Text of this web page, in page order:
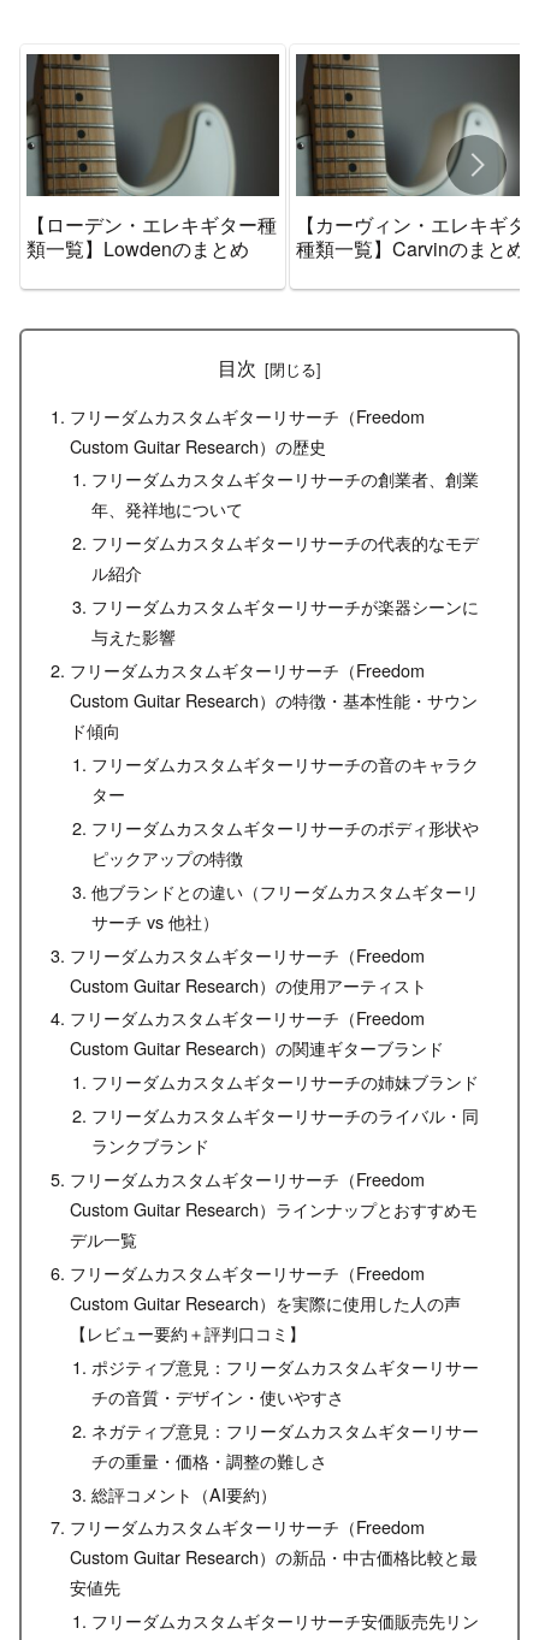
【ローデン・エレキギター種
類一覧】Lowdenのまとめ
【カーヴィン・エレキギタ
種類一覧】Carvinのまとめ
目次
フリーダムカスタムギターリサーチ（Freedom
Custom Guitar Research）の歴史
フリーダムカスタムギターリサーチの創業者、創業
年、発祥地について
フリーダムカスタムギターリサーチの代表的なモデ
ル紹介
フリーダムカスタムギターリサーチが楽器シーンに
与えた影響
フリーダムカスタムギターリサーチ（Freedom
Custom Guitar Research）の特徴・基本性能・サウン
ド傾向
フリーダムカスタムギターリサーチの音のキャラク
ター
フリーダムカスタムギターリサーチのボディ形状や
ピックアップの特徴
他ブランドとの違い（フリーダムカスタムギターリ
サーチ vs 他社）
フリーダムカスタムギターリサーチ（Freedom
Custom Guitar Research）の使用アーティスト
フリーダムカスタムギターリサーチ（Freedom
Custom Guitar Research）の関連ギターブランド
フリーダムカスタムギターリサーチの姉妹ブランド
フリーダムカスタムギターリサーチのライバル・同
ランクブランド
フリーダムカスタムギターリサーチ（Freedom
Custom Guitar Research）ラインナップとおすすめモ
デル一覧
フリーダムカスタムギターリサーチ（Freedom
Custom Guitar Research）を実際に使用した人の声
【レビュー要約＋評判口コミ】
ポジティブ意見：フリーダムカスタムギターリサー
チの音質・デザイン・使いやすさ
ネガティブ意見：フリーダムカスタムギターリサー
チの重量・価格・調整の難しさ
総評コメント（AI要約）
フリーダムカスタムギターリサーチ（Freedom
Custom Guitar Research）の新品・中古価格比較と最
安値先
フリーダムカスタムギターリサーチ安価販売先リン